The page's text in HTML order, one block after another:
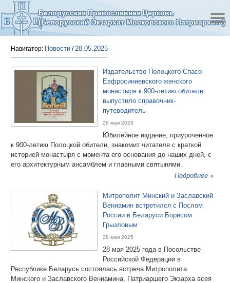
Белорусская Православная Церковь
(Белорусский Экзархат Московского Патриархата)
Навигатор: Новости /28.05.2025
Издательство Полоцкого Спасо-
Евфросиниевского женского
монастыря к 900-летию обители
выпустило справочник-
путеводитель
28 мая 2025
Юбилейное издание, приуроченное
к 900-летию Полоцкой обители, знакомит читателя с краткой
историей монастыря с момента его основания до наших дней, с
его архитектурным ансамблем и главными святынями.
Подробнее »
Митрополит Минский и Заславский
Вениамин встретился с Послом
России в Беларуси Борисом
Грызловым
28 мая 2025
28 мая 2025 года в Посольстве
Российской Федерации в
Республике Беларусь состоялась встреча Митрополита
Минского и Заславского Вениамина, Патриаршего Экзарха всея